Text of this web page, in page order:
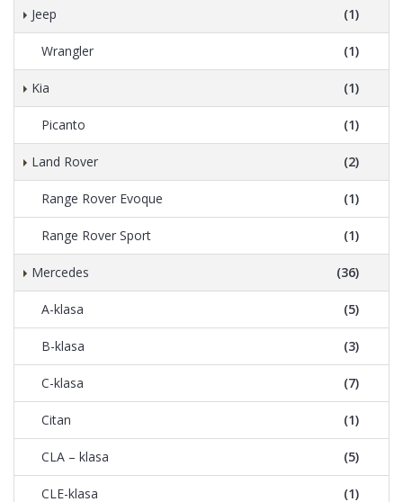
Jeep (1)
Wrangler (1)
Kia (1)
Picanto (1)
Land Rover (2)
Range Rover Evoque (1)
Range Rover Sport (1)
Mercedes (36)
A-klasa (5)
B-klasa (3)
C-klasa (7)
Citan (1)
CLA – klasa (5)
CLE-klasa (1)